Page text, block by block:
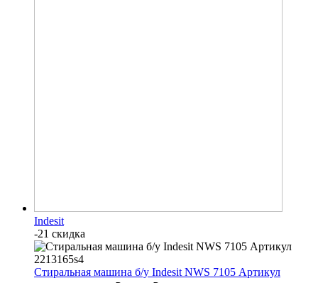
Indesit
-21 скидка
Стиральная машина б/у Indesit NWS 7105 Артикул